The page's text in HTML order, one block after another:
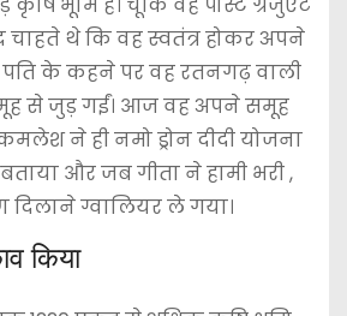
भूमि है। चूंकि वह पोस्ट ग्रेजुएट
चाहते थे कि वह स्वतंत्र होकर अपने
के कहने पर वह रतनगढ़ वाली
से जुड़ गईं। आज वह अपने समूह
ने ही नमो ड्रोन दीदी योजना
और जब गीता ने हामी भरी ,
दिलाने ग्वालियर ले गया।
किया